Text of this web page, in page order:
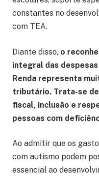
constantes no
com TEA.
Diante disso, o
integral das
Renda representa
tributário. Trata-se
fiscal, inclusão e
pessoas com
Ao admitir que os
com autismo podem
essencial ao